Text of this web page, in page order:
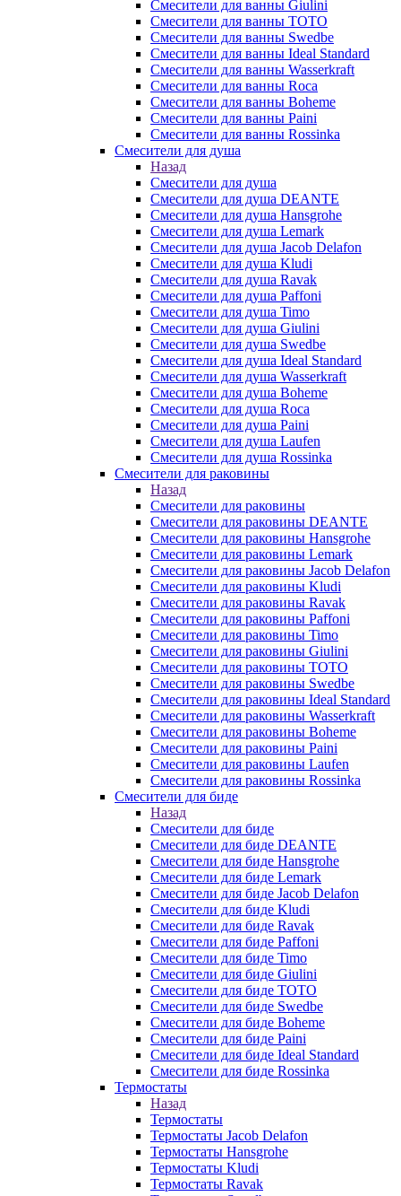
Смесители для ванны Giulini
Смесители для ванны TOTO
Смесители для ванны Swedbe
Смесители для ванны Ideal Standard
Смесители для ванны Wasserkraft
Смесители для ванны Roca
Смесители для ванны Boheme
Смесители для ванны Paini
Смесители для ванны Rossinka
Смесители для душа
Назад
Смесители для душа
Смесители для душа DEANTE
Смесители для душа Hansgrohe
Смесители для душа Lemark
Смесители для душа Jacob Delafon
Смесители для душа Kludi
Смесители для душа Ravak
Смесители для душа Paffoni
Смесители для душа Timo
Смесители для душа Giulini
Смесители для душа Swedbe
Смесители для душа Ideal Standard
Смесители для душа Wasserkraft
Смесители для душа Boheme
Смесители для душа Roca
Смесители для душа Paini
Смесители для душа Laufen
Смесители для душа Rossinka
Смесители для раковины
Назад
Смесители для раковины
Смесители для раковины DEANTE
Смесители для раковины Hansgrohe
Смесители для раковины Lemark
Смесители для раковины Jacob Delafon
Смесители для раковины Kludi
Смесители для раковины Ravak
Смесители для раковины Paffoni
Смесители для раковины Timo
Смесители для раковины Giulini
Смесители для раковины TOTO
Смесители для раковины Swedbe
Смесители для раковины Ideal Standard
Смесители для раковины Wasserkraft
Смесители для раковины Boheme
Смесители для раковины Paini
Смесители для раковины Laufen
Смесители для раковины Rossinka
Смесители для биде
Назад
Смесители для биде
Смесители для биде DEANTE
Смесители для биде Hansgrohe
Смесители для биде Lemark
Смесители для биде Jacob Delafon
Смесители для биде Kludi
Смесители для биде Ravak
Смесители для биде Paffoni
Смесители для биде Timo
Смесители для биде Giulini
Смесители для биде TOTO
Смесители для биде Swedbe
Смесители для биде Boheme
Смесители для биде Paini
Смесители для биде Ideal Standard
Смесители для биде Rossinka
Термостаты
Назад
Термостаты
Термостаты Jacob Delafon
Термостаты Hansgrohe
Термостаты Kludi
Термостаты Ravak